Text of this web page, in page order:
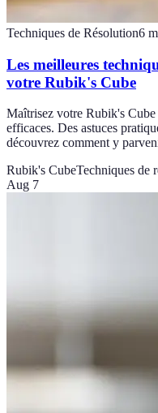
Techniques de Résolution6
Les meilleures
votre Rubik's Cube
Maîtrisez votre Rubik's Cube
efficaces. Des astuces
découvrez comment y
Rubik's CubeTechniques de
Aug 7